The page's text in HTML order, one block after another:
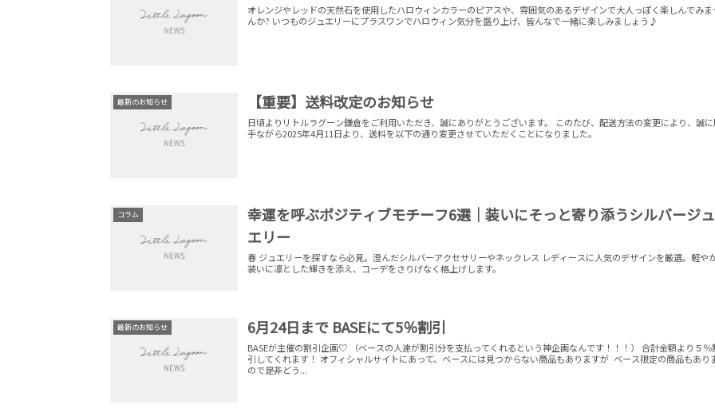
オレンジやレッドの天然石を使用したハロウィンカラーのピアスや、雰囲気のあるデザインで大人っぽく楽しんでみま
んか? いつものジュエリーにプラスワンでハロウィン気分を盛り上げ、皆んなで一緒に楽しみましょう♪
最新のお知らせ 【重要】送料改定のお知らせ
日頃よりリトルラグーン鎌倉をご利用いただき、誠にありがとうございます。 このたび、配送方法の変更により、誠
手ながら2025年4月11日より、送料を以下の通り変更させていただくことになりました。
コラム
幸運を呼ぶポジティブモチーフ6選｜装いにそっと寄り添うシルバージュ
エリー
春 ジュエリーを探すなら必見。澄んだシルバーアクセサリーやネックレス レディースに人気のデザインを厳選。軽や
装いに凛とした輝きを添え、コーデをさりげなく格上げします。
最新のお知らせ 6月24日まで BASEにて5％割引
BASEが主催の割引企画♡ （ベースの人達が割引分を支払ってくれるという神企画なんです！！！） 合計金額より５％
引してくれます！ オフィシャルサイトにあって、ベースには見つからない商品もありますが ベース限定の商品もあり
ので是非どう...